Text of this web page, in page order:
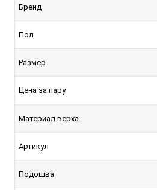
Бренд
Пол
Размер
Цена за пару
Материал верха
Артикул
Подошва